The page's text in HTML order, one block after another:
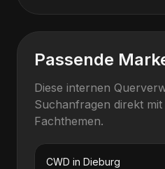
Passende
Diese internen
Suchanfragen direkt
Fachthemen.
CWD in Dieburg